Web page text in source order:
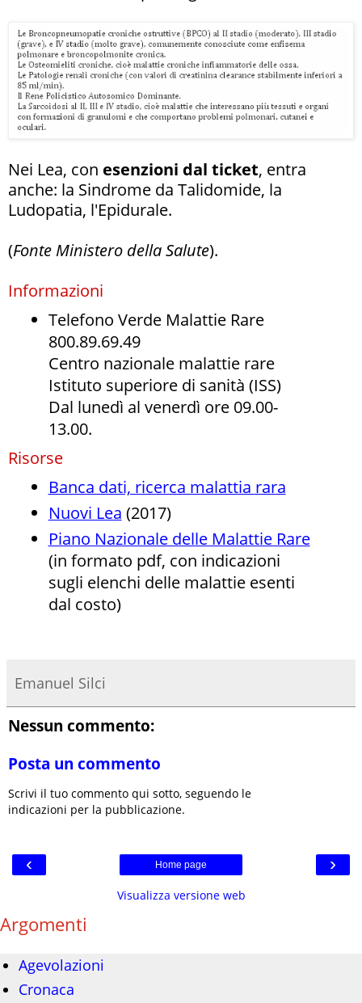
Nei Lea, con esenzioni dal ticket, entra
anche: la Sindrome da Talidomide, la
Ludopatia, l'Epidurale.
(Fonte Ministero della Salute).
Informazioni
Telefono Verde Malattie Rare
800.89.69.49
Centro nazionale malattie rare
Istituto superiore di sanità (ISS)
Dal lunedì al venerdì ore 09.00-
13.00.
Risorse
Banca dati, ricerca malattia rara
Nuovi Lea (2017)
Piano Nazionale delle Malattie Rare
(in formato pdf, con indicazioni
sugli elenchi delle malattie esenti
dal costo)
Emanuel Silci
Nessun commento:
Posta un commento
Scrivi il tuo commento qui sotto, seguendo le
indicazioni per la pubblicazione.
‹ ›
Home page
Visualizza versione web
Argomenti
Agevolazioni
Cronaca